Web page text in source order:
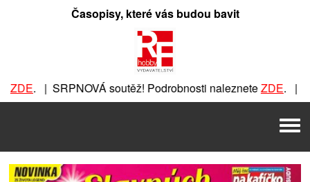
Časopisy, které vás budou bavit
| SRPNOVÁ soutěž! Podrobnosti nalezneteZDE. |
. | SRPNOVÁ soutěž!